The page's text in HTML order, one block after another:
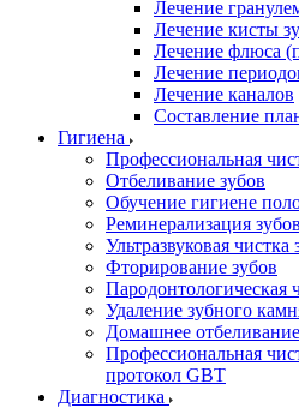
Лечение
Лечение кисты
Лечение флюса
Лечение
Лечение каналов
Составление
Гигиена
Профессиональная
Отбеливание зубов
Обучение гигиене
Реминерализация зубов
Ультразвуковая чистка
Фторирование зубов
Пародонтологическая
Удаление зубного
Домашнее отбеливание
Профессиональная
протокол GBT
Диагностика